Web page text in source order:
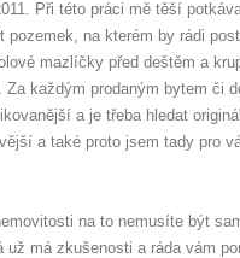
Při této práci mě těší
pozemek, na kterém by rádi
mazlíčky před deštěm a
každým prodaným bytem či
a je třeba hledat
a také proto jsem tady pro
na to nemusíte být
má zkušenosti a ráda vám